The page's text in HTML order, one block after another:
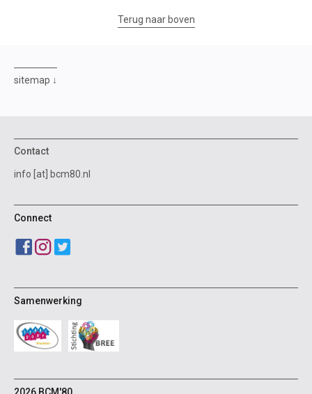
Terug naar boven
sitemap
Contact
info [at] bcm80.nl
Connect
Samenwerking
2026 BCM'80